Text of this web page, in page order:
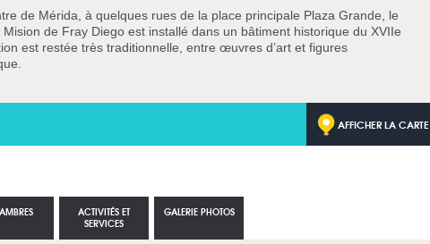
de Mérida, à quelques rues de la place principale Plaza Grande, le
de Fray Diego est installé dans un bâtiment historique du XVIIe
est restée très traditionnelle, entre œuvres d’art et figures
AFFICHER LA CARTE
ACTIVITÉS ET
SERVICES
GALERIE PHOTOS